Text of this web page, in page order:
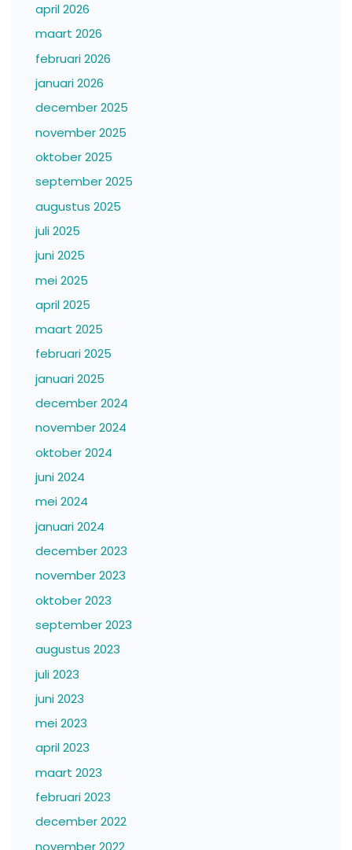
april 2026
maart 2026
februari 2026
januari 2026
december 2025
november 2025
oktober 2025
september 2025
augustus 2025
juli 2025
juni 2025
mei 2025
april 2025
maart 2025
februari 2025
januari 2025
december 2024
november 2024
oktober 2024
juni 2024
mei 2024
januari 2024
december 2023
november 2023
oktober 2023
september 2023
augustus 2023
juli 2023
juni 2023
mei 2023
april 2023
maart 2023
februari 2023
december 2022
november 2022